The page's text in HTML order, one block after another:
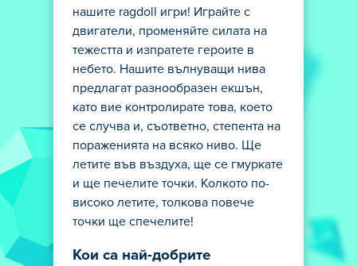
нашите ragdoll игри! Играйте с
двигатели, променяйте силата на
тежестта и изпратете героите в
небето. Нашите вълнуващи нива
предлагат разнообразен екшън,
като вие контролирате това, което
се случва и, съответно, степента на
пораженията на всяко ниво. Ще
летите във въздуха, ще се гмуркате
и ще печелите точки. Колкото по-
високо летите, толкова повече
точки ще спечелите!
Кои са най-добрите